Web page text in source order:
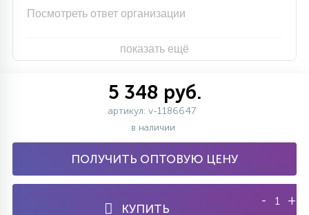
Посмотреть ответ организации
показать ещё
5 348 руб.
артикул: v-1186647
в наличии
ПОЛУЧИТЬ ОПТОВУЮ ЦЕНУ
КУПИТЬ
- +